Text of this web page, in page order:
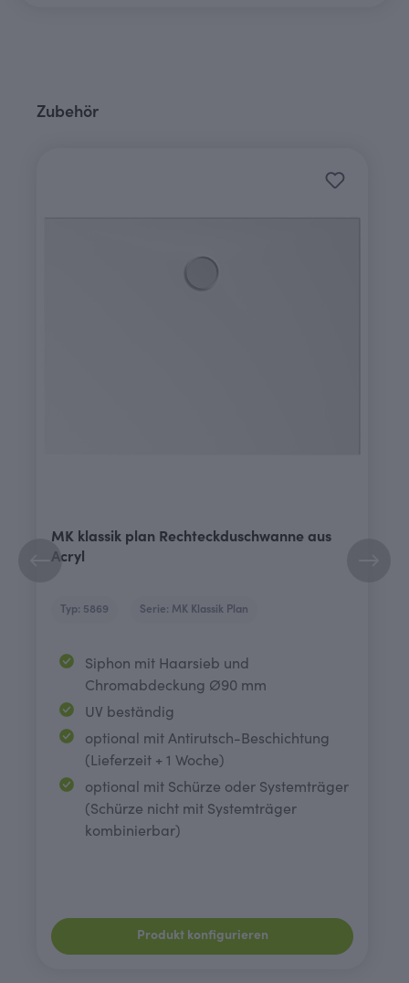
Produktgalerie überspringen
Zubehör
MK klassik plan Rechteckduschwanne aus
Acryl
Typ: 5869 Serie: MK Klassik Plan
Siphon mit Haarsieb und
Chromabdeckung Ø90 mm
UV beständig
optional mit Antirutsch-Beschichtung
(Lieferzeit + 1 Woche)
optional mit Schürze oder Systemträger
(Schürze nicht mit Systemträger
kombinierbar)
Produkt konfigurieren